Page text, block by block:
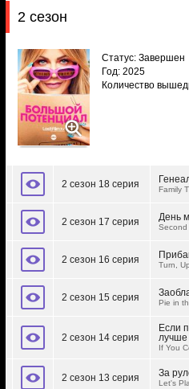
2 сезон
Статус: Завершен
Год: 2025
Количество
2 сезон 18 серия Family
2 сезон 17 серия День
2 сезон 16 серия Turn,
2 сезон 15 серия Pie in
2 сезон 14 серия
Если
лучше
If You
2 сезон 13 серия За
Let's